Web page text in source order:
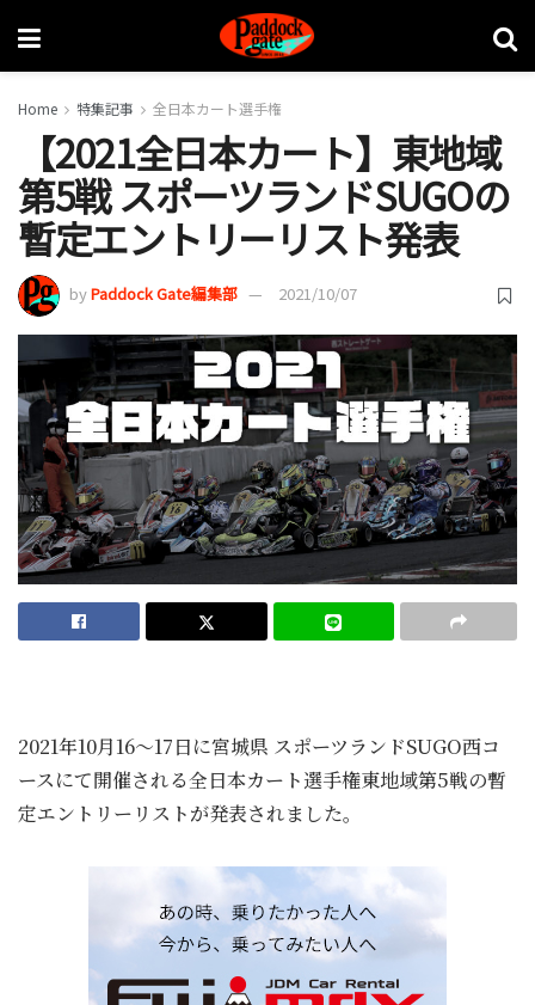
Home 特集記事 全日本カート選手権
【2021全日本カート】東地域
第5戦 スポーツランドSUGOの
暫定エントリーリスト発表
byPaddock Gate編集部 2021/10/07
2021年10月16～17日に宮城県 スポーツランドSUGO西コ
ースにて開催される全日本カート選手権東地域第5戦の暫
定エントリーリストが発表されました。